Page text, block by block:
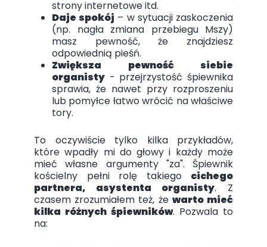
strony internetowe itd.
Daje spokój – w sytuacji zaskoczenia
(np. nagła zmiana przebiegu Mszy)
masz pewność, że znajdziesz
odpowiednią pieśń.
Zwiększa pewność siebie
organisty - przejrzystość śpiewnika
sprawia, że nawet przy rozproszeniu
lub pomyłce łatwo wrócić na właściwe
tory.
To oczywiście tylko kilka przykładów,
które wpadły mi do głowy i każdy może
mieć własne argumenty "za". Śpiewnik
kościelny pełni rolę takiego cichego
partnera, asystenta organisty. Z
czasem zrozumiałem też, że warto mieć
kilka różnych śpiewników. Pozwala to
na: